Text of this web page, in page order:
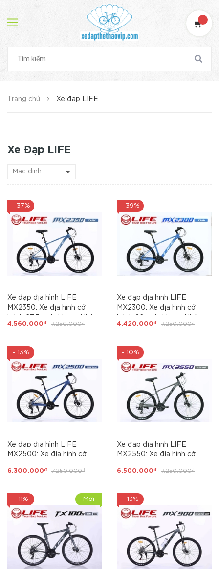
Trang chủ Xe đạp LIFE
Xe Đạp LIFE
- 37%
Xe đạp địa hình LIFE
MX2350: Xe địa hình cỡ
siêu nhẹ, không mối hàn, cáp
SHIMING 3x8 (24 tốc độ).
Phanh đĩa cơ, Siêu Hot
2026
4.560.000₫ 7.250.000₫
- 39%
Xe đạp địa hình LIFE
MX2300: Xe địa hình cỡ
siêu nhẹ, không mối hàn, cáp
SHIMING 3x8 (24 tốc độ).
Phanh đĩa cơ, Siêu Hot
2026
4.420.000₫ 7.250.000₫
- 13%
Xe đạp địa hình LIFE
MX2500: Xe địa hình cỡ
siêu nhẹ, không mối hàn, cáp
SHIMANO 3x8 (24 tốc độ).
Phanh đĩa dầu, Siêu Hot
2026
6.300.000₫ 7.250.000₫
- 10%
Xe đạp địa hình LIFE
MX2550: Xe địa hình cỡ
siêu nhẹ, không mối hàn, cáp
SHIMANO 3x8 (24 tốc độ).
Phanh đĩa dầu, Siêu Hot
2026
6.500.000₫ 7.250.000₫
- 11% Mới - 13%